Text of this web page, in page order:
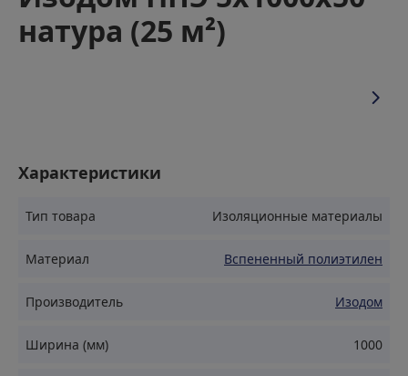
натура (25 м²)
Изодом НПЭ 5х1000х50 натура — это современный
надежную защиту от теплопотерь и звуковых
строительных и ремонтных задач.
Эффективная теплоизоляция: Материал обладает
Характеристики
Тип товара Изоляционные материалы
Материал Вспененный полиэтилен
Производитель Изодом
Ширина (мм) 1000